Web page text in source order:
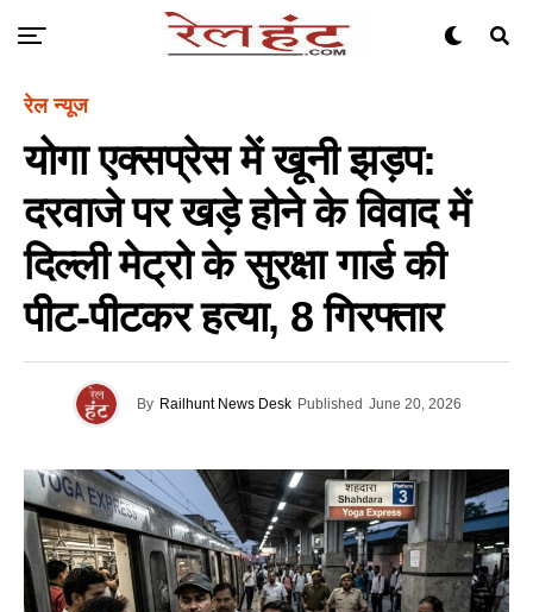
रेल न्यूज
योगा एक्सप्रेस में खूनी झड़प:
दरवाजे पर खड़े होने के विवाद में
दिल्ली मेट्रो के सुरक्षा गार्ड की
पीट-पीटकर हत्या, 8 गिरफ्तार
By Railhunt News Desk Published June 20, 2026